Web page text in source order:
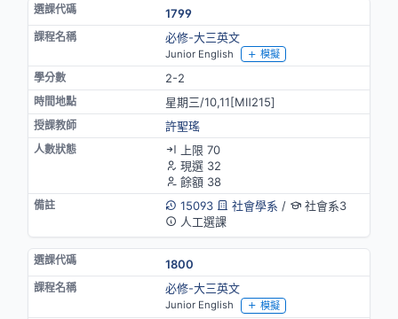
1799
必修-大三英文
Junior English 模擬
2-2
星期三/10,11[MⅡ215]
許聖瑤
上限 70
現選 32
餘額 38
15093
社會學系 /
社會系3
人工選課
1800
必修-大三英文
Junior English 模擬